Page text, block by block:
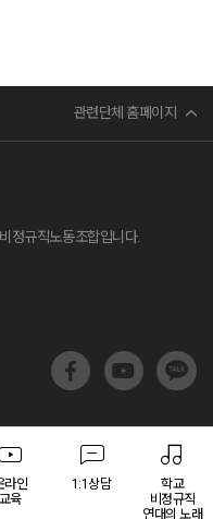
관련단체 홈페이지
정규직노동조합입니다.
라인
교육
1:1상담
학교
비정규직
연대의 노래